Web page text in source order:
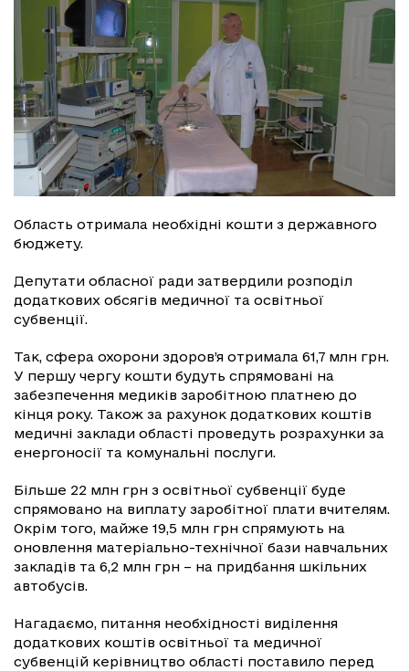
Область отримала необхідні кошти з державного
бюджету.
Депутати обласної ради затвердили розподіл
додаткових обсягів медичної та освітньої
субвенції.
Так, сфера охорони здоров’я отримала 61,7 млн грн.
У першу чергу кошти будуть спрямовані на
забезпечення медиків заробітною платнею до
кінця року. Також за рахунок додаткових коштів
медичні заклади області проведуть розрахунки за
енергоносії та комунальні послуги.
Більше 22 млн грн з освітньої субвенції буде
спрямовано на виплату заробітної плати вчителям.
Окрім того, майже 19,5 млн грн спрямують на
оновлення матеріально-технічної бази навчальних
закладів та 6,2 млн грн – на придбання шкільних
автобусів.
Нагадаємо, питання необхідності виділення
додаткових коштів освітньої та медичної
субвенцій керівництво області поставило перед